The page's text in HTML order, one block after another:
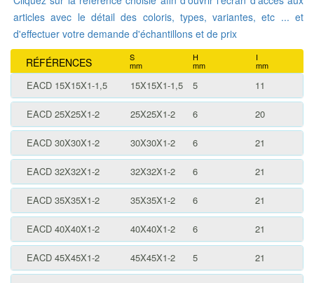
articles avec le détail des coloris, types, variantes, etc ... et
d'effectuer votre demande d'échantillons et de prix
RÉFÉRENCES S
mm
H
mm
I
mm
EACD 15X15X1-1,5 15X15X1-1,5 5 11
EACD 25X25X1-2 25X25X1-2 6 20
EACD 30X30X1-2 30X30X1-2 6 21
EACD 32X32X1-2 32X32X1-2 6 21
EACD 35X35X1-2 35X35X1-2 6 21
EACD 40X40X1-2 40X40X1-2 6 21
EACD 45X45X1-2 45X45X1-2 5 21